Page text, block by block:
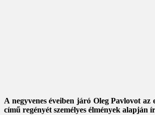
A negyvenes éveiben járó Oleg Pavlovot
című regényét személyes élmények